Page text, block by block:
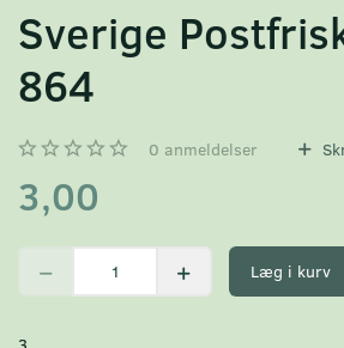
Sverige
864
0 anmeldelser
3,00
Læg i kurv
3